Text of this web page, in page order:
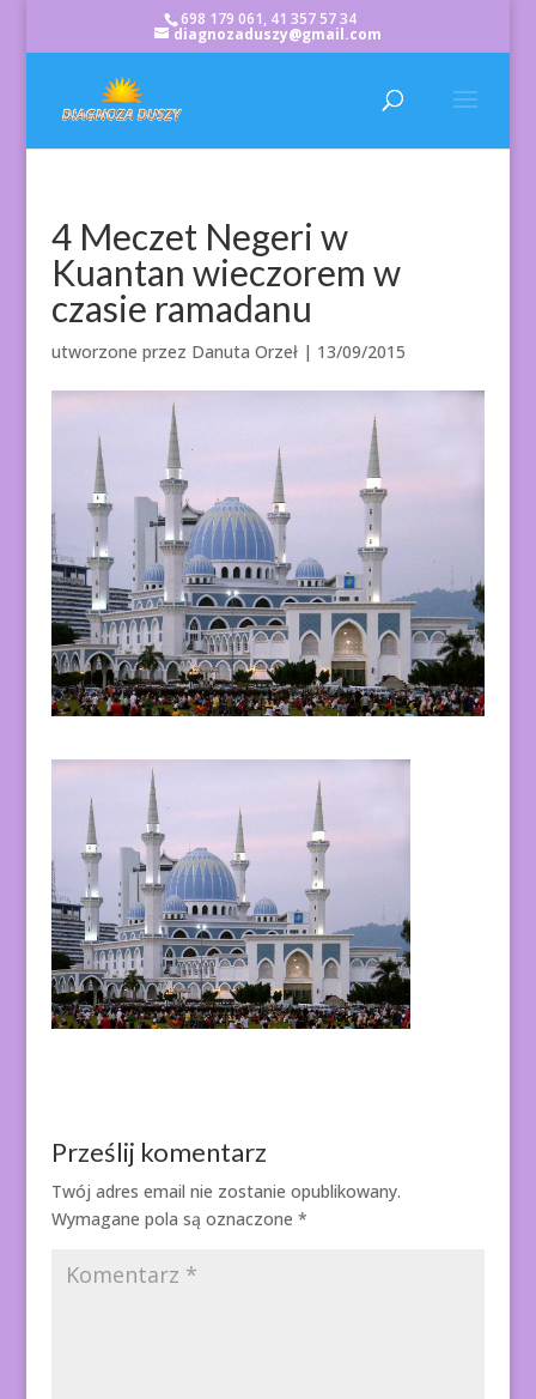
698 179 061, 41 357 57 34
diagnozaduszy@gmail.com
4 Meczet Negeri w
Kuantan wieczorem w
czasie ramadanu
utworzone przez Danuta Orzeł| 13/09/2015
Prześlij komentarz
Twój adres email nie zostanie opublikowany.
Wymagane pola są oznaczone *